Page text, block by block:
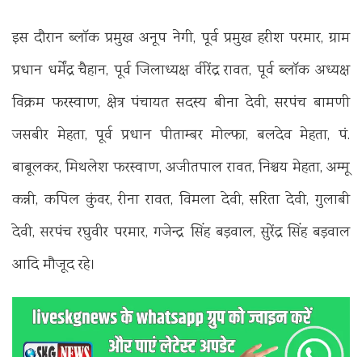
इस दौरान ब्लॉक प्रमुख अनूप नेगी, पूर्व प्रमुख हरीश परमार, ग्राम
प्रधान धर्मेंद्र चैहान, पूर्व जिलाध्यक्ष वीरेंद्र रावत, पूर्व ब्लॉक अध्यक्ष
विक्रम फरस्वाण, क्षेत्र पंचायत सदस्य बीना देवी, सरपंच बामणी
जसबीर मेहता, पूर्व प्रधान पीताम्बर मोल्फा, बलदेव मेहता, पं.
बाबूलकर, मिथलेश फरस्वाण, अजीतपाल रावत, निश्चय मेहता, अम्मू
कन्नी, कपिल कुंवर, रीना रावत, विमला देवी, सरिता देवी, गुलाबी
देवी, सरपंच रघुवीर परमार, गजेन्द्र सिंह बड़वाल, सुरेंद्र सिंह बड़वाल
आदि मौजूद रहे।